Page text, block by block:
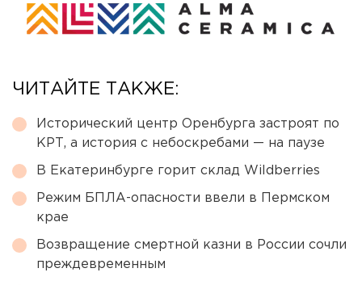
ЧИТАЙТЕ ТАКЖЕ:
Исторический центр Оренбурга застроят по
КРТ, а история с небоскребами — на паузе
В Екатеринбурге горит склад Wildberries
Режим БПЛА-опасности ввели в Пермском
крае
Возвращение смертной казни в России сочли
преждевременным